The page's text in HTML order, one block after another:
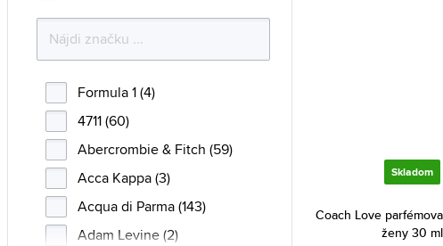
Skladom
Coach Love
ženy 30 ml
Formula 1 (4)
4711 (60)
Abercrombie & Fitch (59)
Acca Kappa (3)
Acqua di Parma (143)
Adam Levine (2)